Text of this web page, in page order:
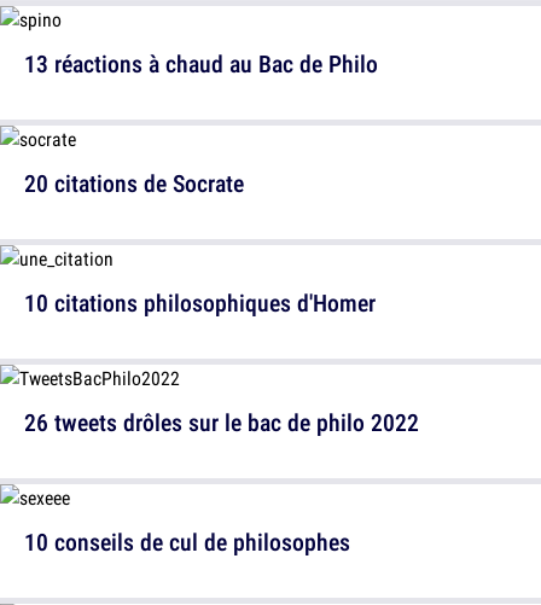
20 citations de Socrate
26 tweets drôles sur le bac de philo 2022
13 réactions à chaud au Bac de Philo
10 citations philosophiques d'Homer
10 conseils de cul de philosophes